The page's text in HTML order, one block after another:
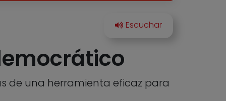
de una herramienta eficaz para